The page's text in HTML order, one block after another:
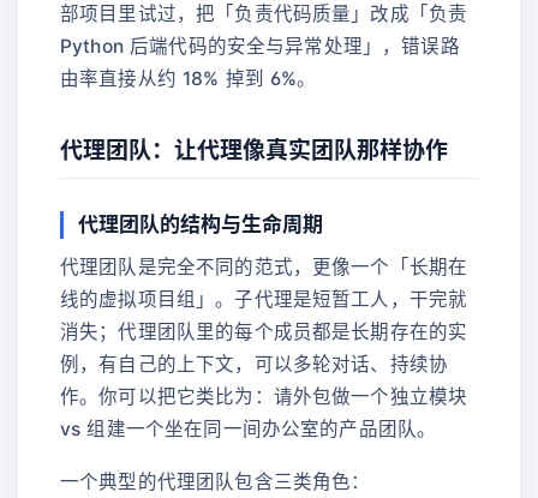
部项目里试过，把「负责代码质量」改成「负责
Python 后端代码的安全与异常处理」，错误路
由率直接从约 18% 掉到 6%。
代理团队：让代理像真实团队那样协作
代理团队的结构与生命周期
代理团队是完全不同的范式，更像一个「长期在
线的虚拟项目组」。子代理是短暂工人，干完就
消失；代理团队里的每个成员都是长期存在的实
例，有自己的上下文，可以多轮对话、持续协
作。你可以把它类比为：请外包做一个独立模块
vs 组建一个坐在同一间办公室的产品团队。
一个典型的代理团队包含三类角色：